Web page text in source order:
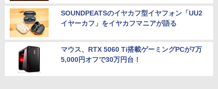
SOUNDPEATSのイヤカフ型イヤフォン「UU2
イヤーカフ」をイヤカフマニアが語る
マウス、RTX 5060 Ti搭載ゲーミングPCが7万
5,000円オフで30万円台！